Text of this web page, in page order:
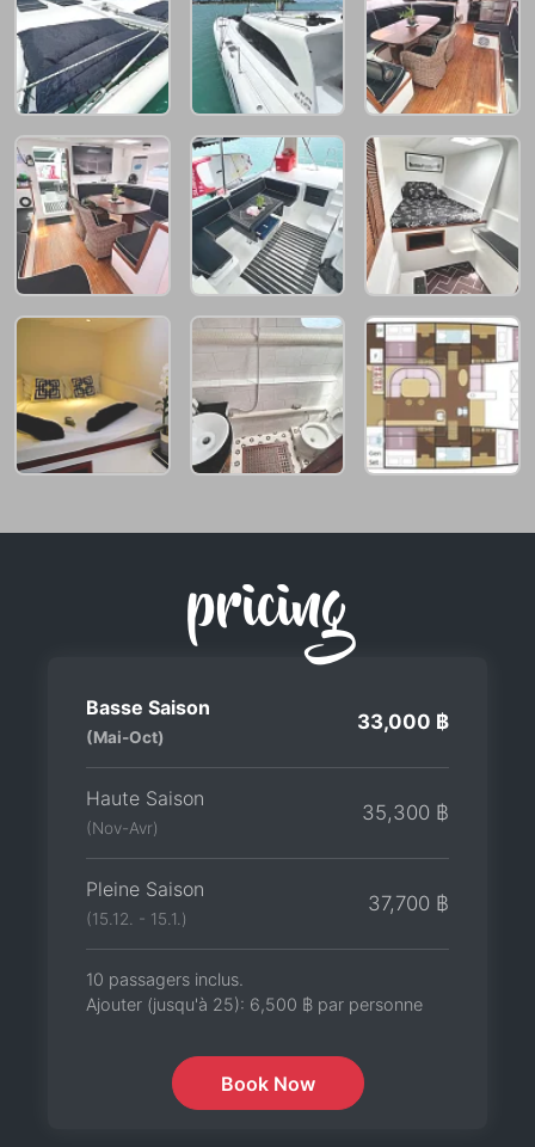
pricing
Basse Saison
(Mai-Oct)
33,000 ฿
Haute Saison
(Nov-Avr)
35,300 ฿
Pleine Saison
(15.12. - 15.1.)
37,700 ฿
10 passagers inclus.
Ajouter (jusqu'à 25): 6,500 ฿ par personne
Book Now